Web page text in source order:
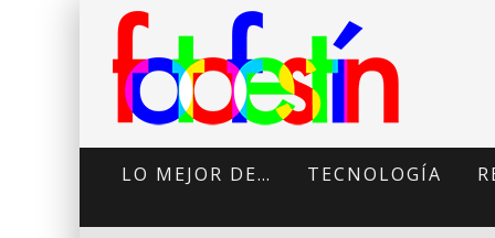
LO MEJOR DE… TECNOLOGÍA